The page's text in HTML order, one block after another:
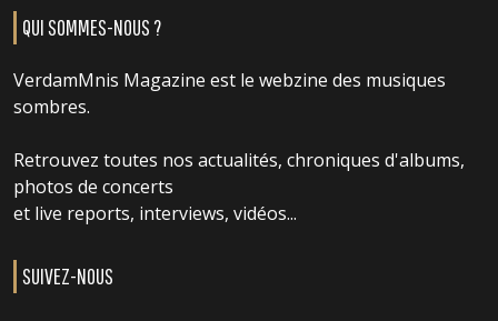
QUI SOMMES-NOUS ?
VerdamMnis Magazine est le webzine des musiques
sombres.
Retrouvez toutes nos actualités, chroniques d'albums,
photos de concerts
et live reports, interviews, vidéos...
SUIVEZ-NOUS